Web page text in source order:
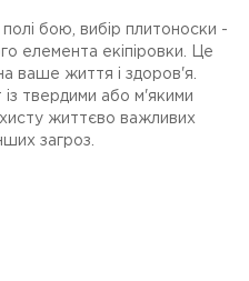
бою, вибір плитоноски -
елемента екіпіровки. Це
ваше життя і здоров'я.
твердими або м'якими
життєво важливих
загроз.